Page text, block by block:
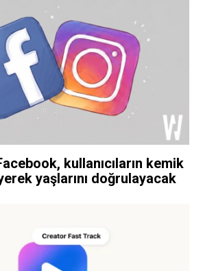
kullanıcıların kemik
yaşlarını doğrulayacak